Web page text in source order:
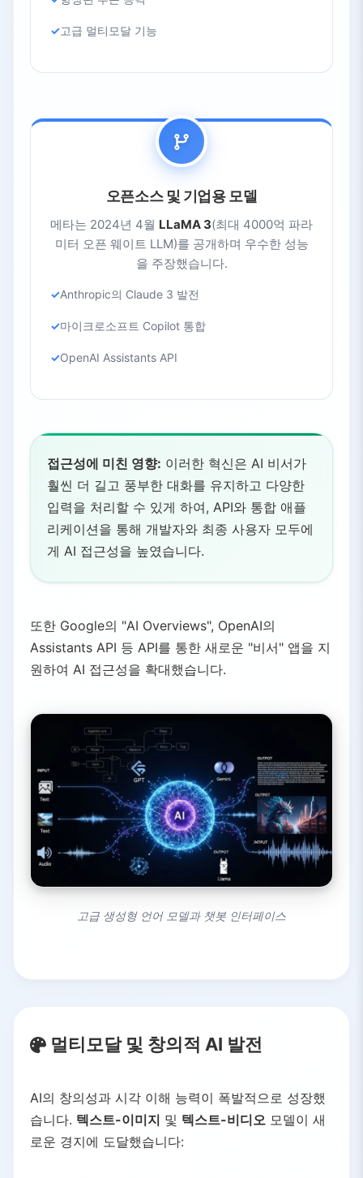
고급 멀티모달 기능
오픈소스 및 기업용 모델
메타는 2024년 4월 LLaMA 3(최대 4000억 파라
미터 오픈 웨이트 LLM)를 공개하며 우수한 성능
을 주장했습니다.
Anthropic의 Claude 3 발전
마이크로소프트 Copilot 통합
OpenAI Assistants API
접근성에 미친 영향: 이러한 혁신은 AI 비서가
훨씬 더 길고 풍부한 대화를 유지하고 다양한
입력을 처리할 수 있게 하여, API와 통합 애플
리케이션을 통해 개발자와 최종 사용자 모두에
게 AI 접근성을 높였습니다.
또한 Google의 "AI Overviews", OpenAI의
Assistants API 등 API를 통한 새로운 "비서" 앱을 지
원하여 AI 접근성을 확대했습니다.
고급 생성형 언어 모델과 챗봇 인터페이스
멀티모달 및 창의적 AI 발전
AI의 창의성과 시각 이해 능력이 폭발적으로 성장했
습니다. 텍스트-이미지 및 텍스트-비디오 모델이 새
로운 경지에 도달했습니다: